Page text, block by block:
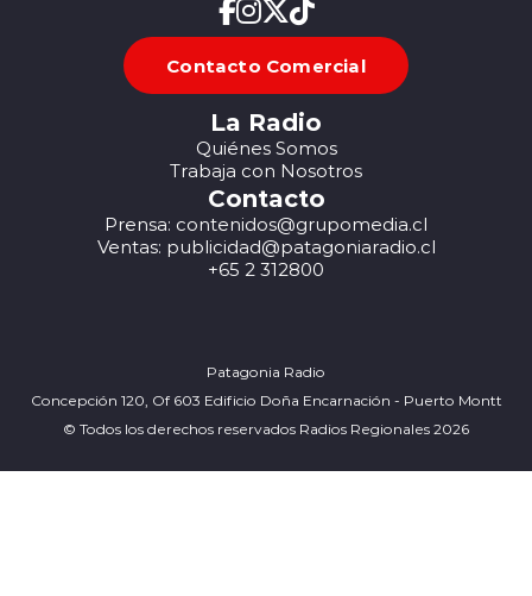
Contacto Comercial
La Radio
Quiénes Somos
Trabaja con Nosotros
Contacto
Prensa: contenidos@grupomedia.cl
Ventas: publicidad@patagoniaradio.cl
+65 2 312800
Patagonia Radio
Concepción 120, Of 603 Edificio Doña Encarnación - Puerto Montt
© Todos los derechos reservados Radios Regionales 2026